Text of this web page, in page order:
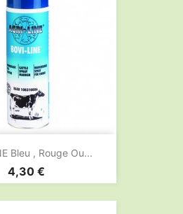
Bleu , Rouge Ou...
Prix
4,30 €